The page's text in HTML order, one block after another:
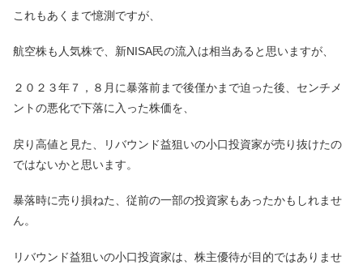
これもあくまで憶測ですが、
航空株も人気株で、新NISA民の流入は相当あると思いますが、
２０２３年７，８月に暴落前まで後僅かまで迫った後、センチメ
ントの悪化で下落に入った株価を、
戻り高値と見た、リバウンド益狙いの小口投資家が売り抜けたの
ではないかと思います。
暴落時に売り損ねた、従前の一部の投資家もあったかもしれませ
ん。
リバウンド益狙いの小口投資家は、株主優待が目的ではありませ